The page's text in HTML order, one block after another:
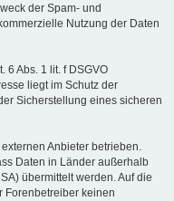
der Spam- und
Nutzung der Daten
6 Abs. 1 lit. f DSGVO
liegt im Schutz der
Sicherstellung eines sicheren
Anbieter betrieben.
Daten in Länder außerhalb
übermittelt werden. Auf die
Forenbetreiber keinen